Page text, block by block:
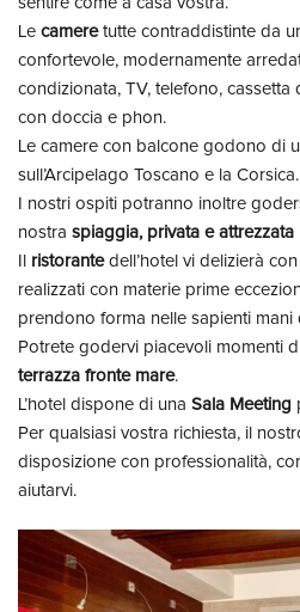
Le cameretutte contraddistinte da
confortevole, modernamente
condizionata, TV, telefono, cassetta
con doccia e phon.
Le camere con balcone godono di
sull’Arcipelago Toscano e la Corsica.
I nostri ospiti potranno inoltre
nostra spiaggia, privata e attrezzata
ristorantedell’hotel vi delizierà
realizzati con materie prime
prendono forma nelle sapienti mani
Potrete godervi piacevoli momenti
terrazza fronte mare.
L’hotel dispone di una Sala Meeting
Per qualsiasi vostra richiesta, il
disposizione con professionalità,
aiutarvi.